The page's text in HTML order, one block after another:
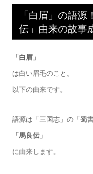
「白眉」の語源
伝」由来の故事
「白眉」
は白い眉毛のこと。
以下の由来です。
語源は「三国志」の「蜀書
「馬良伝」
に由来します。